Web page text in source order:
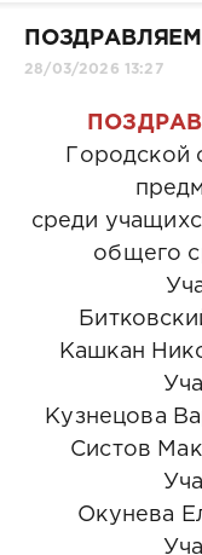
28/03/2026 13:27
среди
общего
Кашкан
Кузнецова
Систов
Окунева